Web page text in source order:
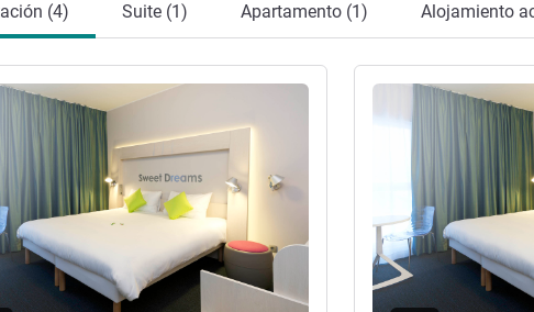
(4) Suite (1) Apartamento (1) Alojamiento
Más información